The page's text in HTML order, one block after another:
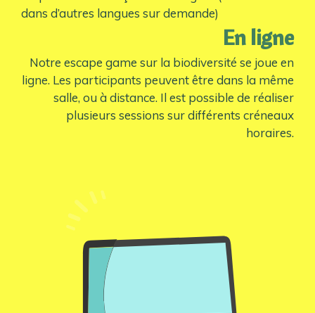
dans d’autres langues sur demande)
En ligne
Notre escape game sur la biodiversité se joue en
ligne. Les participants peuvent être dans la même
salle, ou à distance. Il est possible de réaliser
plusieurs sessions sur différents créneaux
horaires.